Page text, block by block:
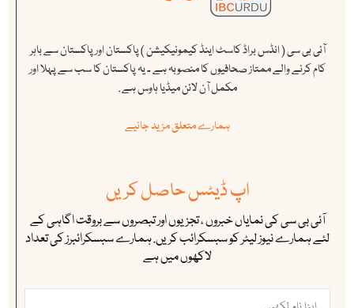
آئی بی سی ( انڈس براڈ کاسٹ اینڈ کیمونیکیشن ) پاکستان اور پاکستان سے باہر
کام کرنے والے ممتاز صحافیوں کا منصوبہ ہے ۔ یہ پاکستان کا سب سے پہلا اور
مکمل آن لائن میڈیا ہاوس ہے .
ہمارے متعلق مزید جانیے
اپ ڈیٹس حاصل کریں
آئی بی سی کی نمایاں خبروں ، تجزیوں اور تبصروں سے بروقت اگاہی کے
لئے ہمارے نیوز لیٹر کو سبسکرائب کریں. ہمارے سبسکرائبرز کی تعداد
لاکھوں میں ہے